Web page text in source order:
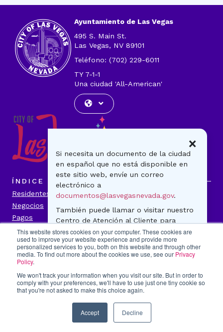
This website stores cookies on your computer. These cookies are
used to improve your website experience and provide more
personalized services to you, both on this website and through other
media. To find out more about the cookies we use, see our Privacy
Policy.
We won't track your information when you visit our site. But in order to
comply with your preferences, we'll have to use just one tiny cookie so
that you're not asked to make this choice again.
Accept Decline
correo
electrónico
Ayuntamiento de Las Vegas
495 S. Main St.
Las Vegas, NV 89101
Teléfono: (702) 229-6011
TY 7-1-1
Una ciudad 'All-American'
ÍNDICE
Residentes
Visitantes
Negocios
Pagos
Noticias
Contáctenos
INFORMACIÓN DE LA CIUDAD
Transparencia
Política de Privacidad
Accesibilidad
Contáctenos
Título VI
Portal del Empleado
Denunciar fraude
Copyright 2026 por la ciudad de Las Vegas
Si necesita un documento de la ciudad
en español que no está disponible en
este sitio web, envíe un correo
electrónico a
documentos@lasvegasnevada.gov.
También puede llamar o visitar nuestro
Centro de Atención al Cliente para
preguntas generales o para realizar un
pago. ¡Estamos para ayudarle!
500 S. Main Street
7:30 a.m. - 5:30 p.m.
702-229-CITY(2489)
×